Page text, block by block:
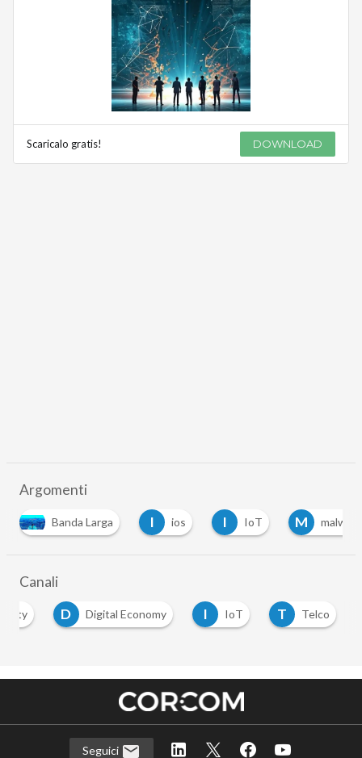
Scaricalo gratis! DOWNLOAD
Argomenti
Banda Larga I ios I IoT M malware
Canali
D Digital Economy I IoT T Telco
Seguici